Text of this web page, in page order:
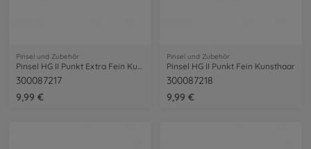
Pinsel und Zubehör
Pinsel HG II Punkt Extra Fein Kunsthaar
300087217
9,99 €
Pinsel und Zubehör
Pinsel HG II Punkt Fein Kunsthaar
300087218
9,99 €